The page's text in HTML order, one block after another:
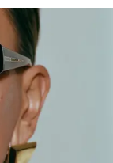
eindelijk
adressen
lunches tot